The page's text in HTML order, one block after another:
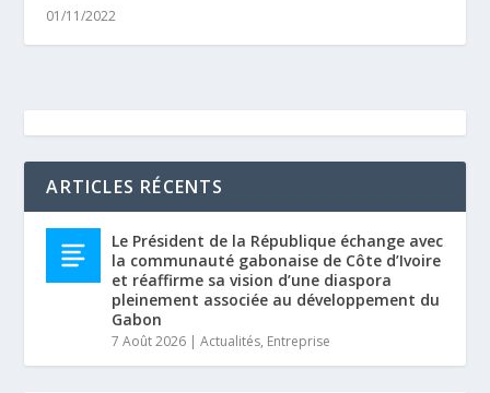
01/11/2022
ARTICLES RÉCENTS
Le Président de la République échange avec
la communauté gabonaise de Côte d’Ivoire
et réaffirme sa vision d’une diaspora
pleinement associée au développement du
Gabon
7 Août 2026 |Actualités, Entreprise